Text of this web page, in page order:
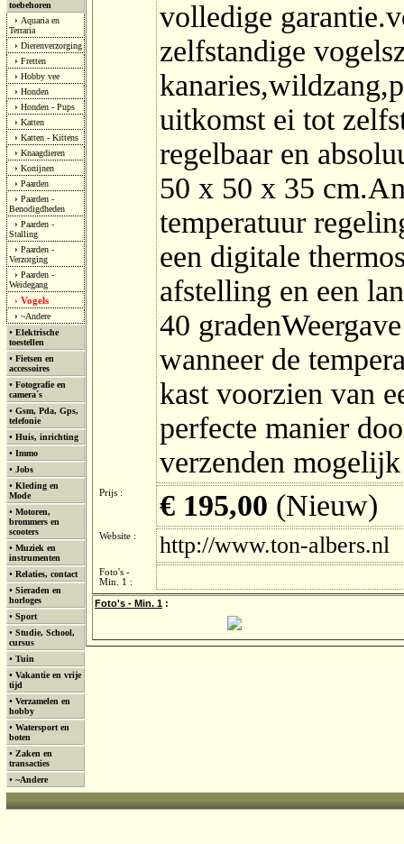
toebehoren
› Aquaria en
Terraria
› Dierenverzorging
› Fretten
› Hobby vee
› Honden
› Honden - Pups
› Katten
› Katten - Kittens
› Knaagdieren
› Konijnen
› Paarden
› Paarden -
Benodigdheden
› Paarden -
Stalling
› Paarden -
Verzorging
› Paarden -
Weidegang
› Vogels
› ~Andere
• Elektrische
toestellen
• Fietsen en
accessoires
• Fotografie en
camera´s
• Gsm, Pda, Gps,
telefonie
• Huis, inrichting
• Immo
• Jobs
• Kleding en
Mode
• Motoren,
brommers en
scooters
• Muziek en
instrumenten
• Relaties, contact
• Sieraden en
horloges
• Sport
• Studie, School,
cursus
• Tuin
• Vakantie en vrije
tijd
• Verzamelen en
hobby
• Watersport en
boten
• Zaken en
transacties
• ~Andere
volledige
zelfstandige
uitkomst ei tot
regelbaar en
50 x 50 x 35
temperatuur
een digitale
afstelling en een
40
wanneer de
kast voorzien van
perfecte manier
verzenden mogelijk
Prijs : € 195,00 (Nieuw)
Website : http://www.ton-albers.nl
Foto's -
Min. 1 :
Foto's - Min. 1 :